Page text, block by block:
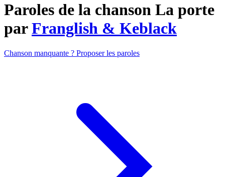
Paroles de la chanson La porte
parFranglish & Keblack
Chanson manquante ? Proposer les paroles